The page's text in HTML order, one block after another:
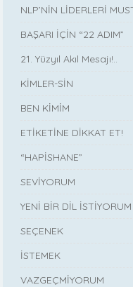
NLP’NİN LİDERLERİ
BAŞARI İÇİN “22 ADIM”
21. Yüzyıl Akıl Mesajı!..
KİMLER-SİN
BEN KİMİM
ETİKETİNE DİKKAT ET!
“HAPİSHANE”
SEVİYORUM
YENİ BİR DİL İSTİYORUM
SEÇENEK
İSTEMEK
VAZGEÇMİYORUM